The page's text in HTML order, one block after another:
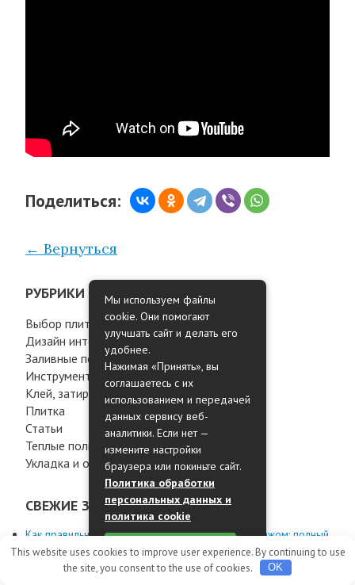
Поделиться:
← Вернуться
РУБРИКИ
Выбор плитки
Дизайн интерьеров
Заливные полы
Инструменты
Клей, затирка и прочее
Плитка
Статьи
Теплые полы
Укладка и обработка материалов
СВЕЖИЕ ЗАПИСИ
Как правильно заказать пластиковые окна с монтажом: полный
гид по выбору и установке
Дагестанский камень для фасада в Москве — уникальное
решение от Камень Юг
Мы используем файлы
cookie. Они помогают
улучшать сайт и делать его
удобнее.
Нажимая «Принять», вы
соглашаетесь с их
использованием и передачей
данных сервису веб-
аналитики. Если нет —
измените настройки
браузера или покиньте сайт.
Политика обработки
персональных данных и
политика cookie
This website uses cookies to improve user experience. By continuing to use
the site, you consent to the use of cookies.
OK